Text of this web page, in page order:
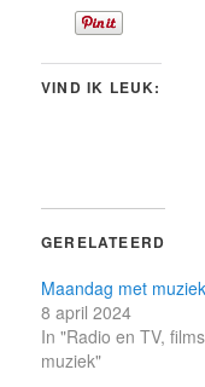
VIND IK LEUK:
GERELATEERD
Maandag met muziek
8 april 2024
In "Radio en TV,
muziek"